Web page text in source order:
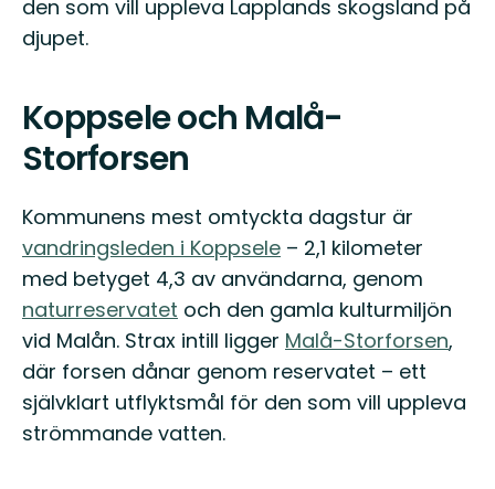
den som vill uppleva Lapplands skogsland på
djupet.
Koppsele och Malå-
Storforsen
Kommunens mest omtyckta dagstur är
vandringsleden i Koppsele – 2,1 kilometer
med betyget 4,3 av användarna, genom
naturreservatet och den gamla kulturmiljön
vid Malån. Strax intill ligger Malå-Storforsen,
där forsen dånar genom reservatet – ett
självklart utflyktsmål för den som vill uppleva
strömmande vatten.